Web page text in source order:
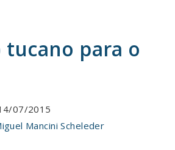
para o
07/2015
Mancini Scheleder